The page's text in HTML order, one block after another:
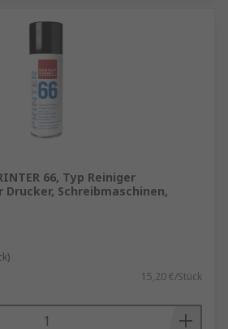
66, Typ Reiniger
Schreibmaschinen,
15,20 €/Stück